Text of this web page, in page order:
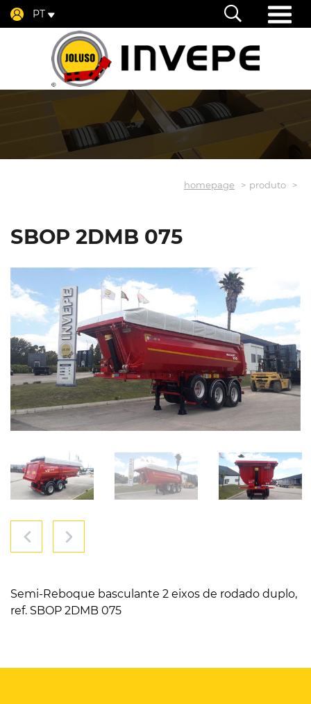
PT
homepage produto
SBOP 2DMB 075
Semi-Reboque basculante 2 eixos de rodado duplo,
ref. SBOP 2DMB 075